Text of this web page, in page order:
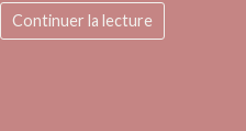
Continuer la lecture